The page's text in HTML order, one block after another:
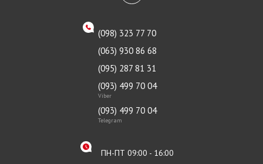
(098) 323 77 70
(063) 930 86 68
(095) 287 81 31
(093) 499 70 04
Viber
(093) 499 70 04
Telegram
ПН-ПТ 09:00 - 16:00